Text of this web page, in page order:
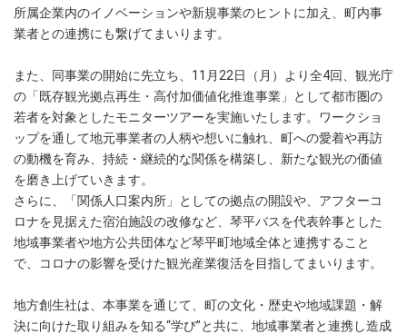
所属企業内のイノベーションや新規事業のヒントに加え、町内事
業者との連携にも繋げてまいります。
また、同事業の開始に先立ち、11月22日（月）より全4回、観光庁
の「既存観光拠点再生・高付加価値化推進事業」として都市圏の
若者を対象としたモニターツアーを実施いたします。ワークショ
ップを通して地元事業者の人柄や想いに触れ、町への愛着や再訪
の動機を育み、持続・継続的な関係を構築し、新たな観光の価値
を磨き上げていきます。
さらに、「関係人口案内所」としての拠点の開設や、アフターコ
ロナを見据えた宿泊施設の改修など、琴平バスを代表幹事とした
地域事業者や地方公共団体など琴平町地域全体と連携すること
で、コロナの影響を受けた観光産業復活を目指してまいります。
地方創生社は、本事業を通じて、町の文化・歴史や地域課題・解
決に向けた取り組みを知る“学び”と共に、地域事業者と連携し造成